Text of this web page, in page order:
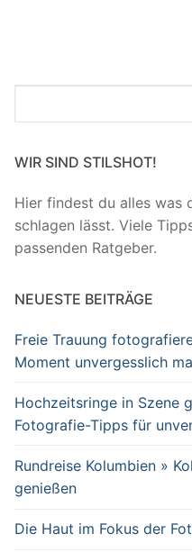
WIR SIND STILSHOT!
Hier findest du alles was
schlagen lässt. Viele
passenden Ratgeber.
NEUESTE BEITRÄGE
Freie Trauung
Moment unvergesslich
Hochzeitsringe in Szene
Fotografie-Tipps für
Rundreise Kolumbien »
genießen
Die Haut im Fokus der